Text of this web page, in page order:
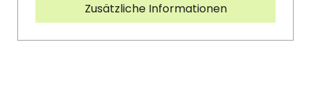
Zusätzliche Informationen